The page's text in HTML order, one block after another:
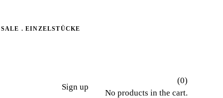
SALE . EINZELSTÜCKE
Sign up
(0)
No products in the cart.